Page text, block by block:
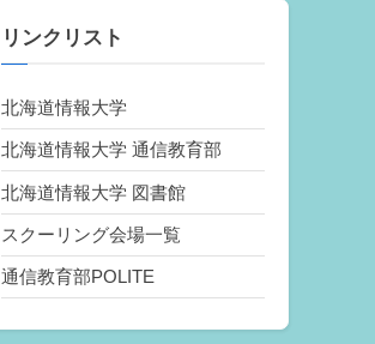
リンクリスト
北海道情報大学
北海道情報大学 通信教育部
北海道情報大学 図書館
スクーリング会場一覧
通信教育部POLITE